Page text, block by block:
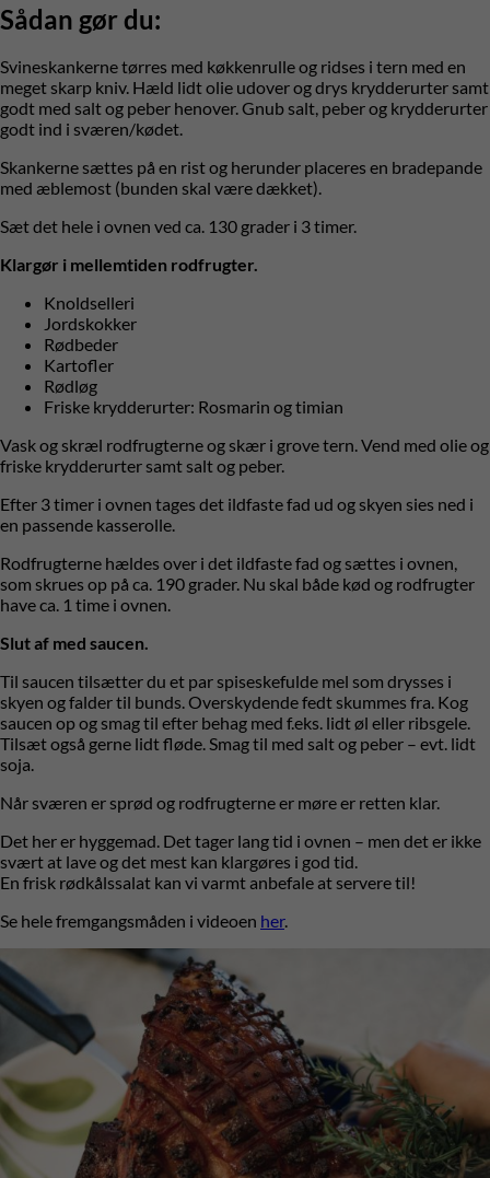
Sådan gør du:
Svineskankerne tørres med køkkenrulle og ridses i tern med en
meget skarp kniv. Hæld lidt olie udover og drys krydderurter samt
godt med salt og peber henover. Gnub salt, peber og krydderurter
godt ind i sværen/kødet.
Skankerne sættes på en rist og herunder placeres en bradepande
med æblemost (bunden skal være dækket).
Sæt det hele i ovnen ved ca. 130 grader i 3 timer.
Klargør i mellemtiden rodfrugter.
Knoldselleri
Jordskokker
Rødbeder
Kartofler
Rødløg
Friske krydderurter: Rosmarin og timian
Vask og skræl rodfrugterne og skær i grove tern. Vend med olie og
friske krydderurter samt salt og peber.
Efter 3 timer i ovnen tages det ildfaste fad ud og skyen sies ned i
en passende kasserolle.
Rodfrugterne hældes over i det ildfaste fad og sættes i ovnen,
som skrues op på ca. 190 grader. Nu skal både kød og rodfrugter
have ca. 1 time i ovnen.
Slut af med saucen.
Til saucen tilsætter du et par spiseskefulde mel som drysses i
skyen og falder til bunds. Overskydende fedt skummes fra. Kog
saucen op og smag til efter behag med f.eks. lidt øl eller ribsgele.
Tilsæt også gerne lidt fløde. Smag til med salt og peber – evt. lidt
soja.
Når sværen er sprød og rodfrugterne er møre er retten klar.
Det her er hyggemad. Det tager lang tid i ovnen – men det er ikke
svært at lave og det mest kan klargøres i god tid.
En frisk rødkålssalat kan vi varmt anbefale at servere til!
Se hele fremgangsmåden i videoen her.